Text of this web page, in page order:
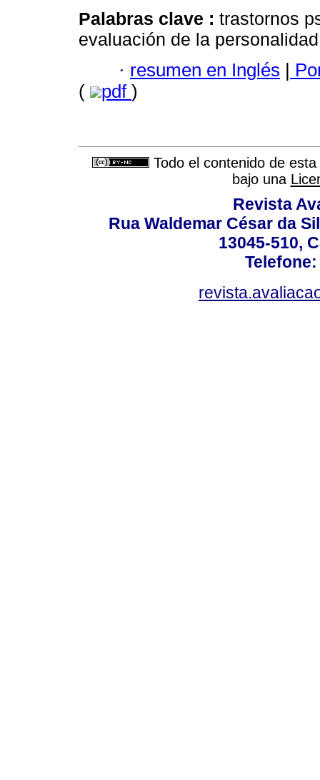
Palabras clave : trastornos
evaluación de la
· resumen en Inglés |
(
pdf )
Todo el contenido de
bajo una
Revista
Rua Waldemar César da
13045-510,
Telefone: